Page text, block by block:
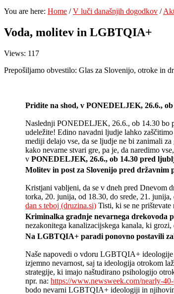
You are here: Home / V luči današnjih dogodkov /
Voda, molitev in LGBTQIA+
Views: 117
Prepošiljamo obvestilo: Glas za Slovenijo, otroke in
Pridite na shod, v PONEDELJEK, 26.6.,
Naslednji PONEDELJEK, 26.6., ob 14.30 bo
udeležite! Edino navadni ljudje lahko
mediji delajo vse, da se ljudje ne bi zanimali
kako nevarne stvari gre, pa je, da naredimo
v PONEDELJEK, 26.6., ob 14.30 pred
Molitev in post za Slovenijo pred državnim
Kristjani vabljeni, da se v dneh pred Dnevom
torka, 20. junija, od 18.30, do srede, 21.
dan s teboj (druzina.si) Tisti, ki se ne
Kriminalka gradnje nevarnega drekovoda
nezakonitega kanalizacijskega kanala, ki
Na LGBTQIA+ paradi ponovno postavili
Naše napovedi o vdoru LGBTQIA+
izjemno nevarnost, saj ta ideologija otrokom
strategije, ki imajo naštudirano psihologijo
npr. na: https://www.newsweek.com/nearly-
bodo nevarni LGBTQIA+ ideologiji in